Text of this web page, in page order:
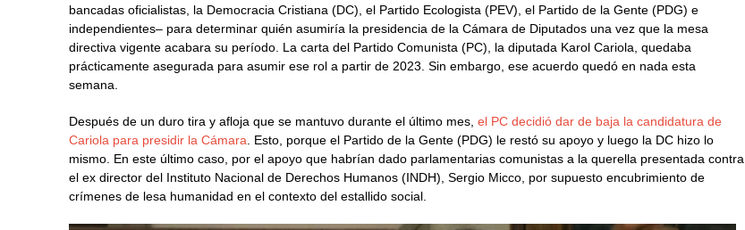
bancadas oficialistas, la Democracia Cristiana (DC), el Partido Ecologista (PEV), el Partido de la Gente (PDG) e
independientes– para determinar quién asumiría la presidencia de la Cámara de Diputados una vez que la mesa
directiva vigente acabara su período. La carta del Partido Comunista (PC), la diputada Karol Cariola, quedaba
prácticamente asegurada para asumir ese rol a partir de 2023. Sin embargo, ese acuerdo quedó en nada esta
semana.
Después de un duro tira y afloja que se mantuvo durante el último mes,el PC decidió dar de baja la candidatura de
Cariola para presidir la Cámara. Esto, porque el Partido de la Gente (PDG) le restó su apoyo y luego la DC hizo lo
mismo. En este último caso, por el apoyo que habrían dado parlamentarias comunistas a la querella presentada contra
el ex director del Instituto Nacional de Derechos Humanos (INDH), Sergio Micco, por supuesto encubrimiento de
crímenes de lesa humanidad en el contexto del estallido social.